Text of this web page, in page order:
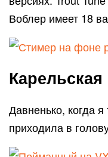
Воблер имеет 18
Давненько, когда
приходила в